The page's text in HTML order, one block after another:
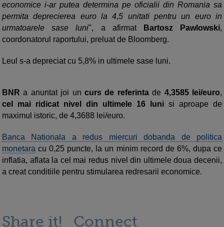
economice i-ar putea determina pe oficialii din Romania sa
permita deprecierea euro la 4,5 unitati pentru un euro in
urmatoarele sase luni", a afirmat Bartosz Pawlowski,
coordonatorul raportului, preluat de Bloomberg.
Leul s-a depreciat cu 5,8% in ultimele sase luni.
BNRa anuntat joi un curs de referintade 4,3585 lei/euro,
cel mai ridicat nivel din ultimele 16 luni si aproape de
maximul istoric, de 4,3688 lei/euro.
Banca Nationala a redus miercuri dobanda de politica
monetara cu 0,25 puncte, la un minim record de 6%, dupa ce
inflatia, aflata la cel mai redus nivel din ultimele doua decenii,
a creat conditiile pentru stimularea redresarii economice.
Share it! Connect